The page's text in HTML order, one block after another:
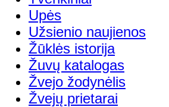
Upės
Užsienio naujienos
Žūklės istorija
Žuvų katalogas
Žvejo žodynėlis
Žvejų prietarai